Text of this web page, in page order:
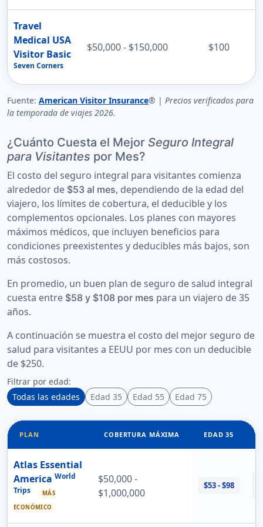
Travel
Medical USA
Visitor Basic
Seven Corners
$50,000 - $150,000 $100
Fuente: American Visitor Insurance® | Precios verificados para
la temporada de viajes 2026.
¿Cuánto Cuesta el Mejor Seguro Integral
para Visitantes por Mes?
El costo del seguro integral para visitantes comienza
alrededor de $53 al mes, dependiendo de la edad del
viajero, los límites de cobertura, el deducible y los
complementos opcionales. Los planes con mayores
máximos médicos, que incluyen beneficios para
condiciones preexistentes y deducibles más bajos, son
más costosos.
En promedio, un buen plan de seguro de salud integral
cuesta entre $58 y $108 por mes para un viajero de 35
años.
A continuación se muestra el costo del mejor seguro de
salud para visitantes a EEUU por mes con un deducible
de $250.
Filtrar por edad:
Todas las edades
Edad 35 Edad 55 Edad 75
PLAN COBERTURA MÁXIMA EDAD 35
Atlas Essential
America World
Trips
MÁS
ECONÓMICO
$50,000 -
$1,000,000
$53 - $98